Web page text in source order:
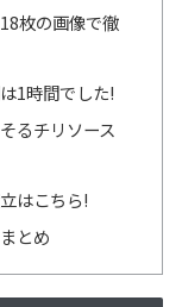
枚の画像で徹
1時間でした!
るチリソース
はこちら!
とめ